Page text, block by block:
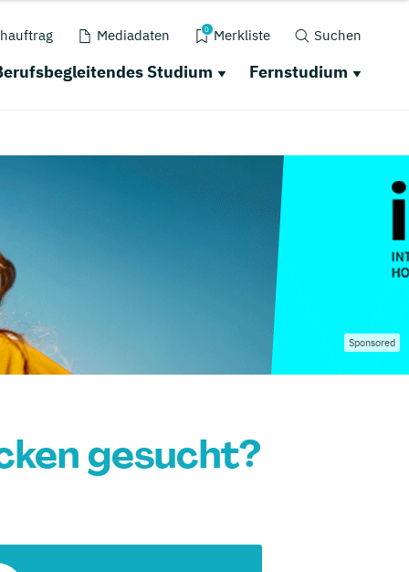
Mediadaten 0 Merkliste Suchen
Studium Fernstudium
Sponsored
gesucht?